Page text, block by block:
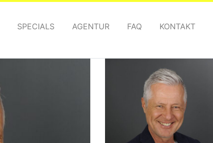
SPECIALS AGENTUR FAQ KONTAKT